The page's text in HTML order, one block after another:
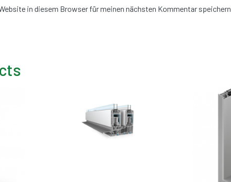
in diesem Browser für meinen nächsten Kommentar